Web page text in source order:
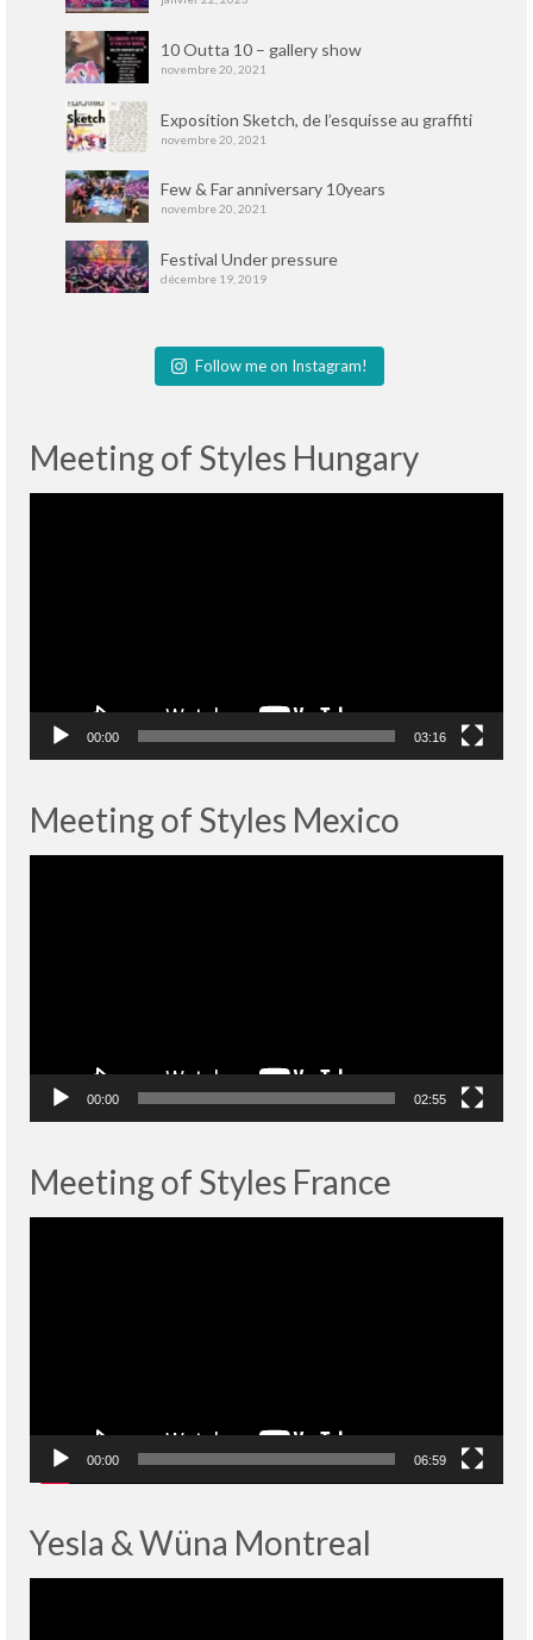
10 Outta 10 – gallery show
novembre 20, 2021
Exposition Sketch, de l’esquisse au graffiti
novembre 20, 2021
Few & Far anniversary 10years
novembre 20, 2021
Festival Under pressure
décembre 19, 2019
Follow me on Instagram!
Meeting of Styles Hungary
00:00 03:16
Meeting of Styles Mexico
00:00 02:55
Meeting of Styles France
00:00 06:59
Yesla & Wüna Montreal